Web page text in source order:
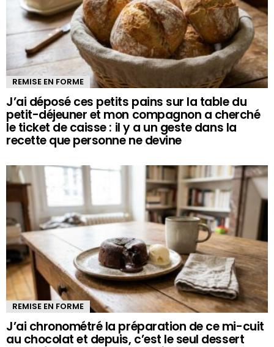
REMISE EN FORME
J’ai déposé ces petits pains sur la table du
petit-déjeuner et mon compagnon a cherché
le ticket de caisse : il y a un geste dans la
recette que personne ne devine
REMISE EN FORME
J’ai chronométré la préparation de ce mi-cuit
au chocolat et depuis, c’est le seul dessert